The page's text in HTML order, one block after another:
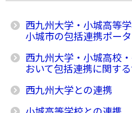
西九州大学・小城高等
小城市の包括連携ポー
西九州大学・小城高校
おいて包括連携に関す
西九州大学との連携